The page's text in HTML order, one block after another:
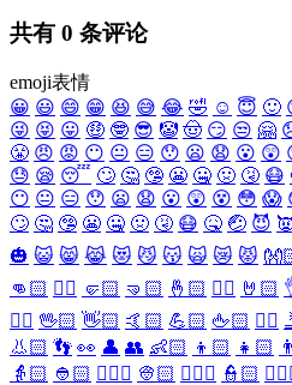
共有 0 条评论
emoji表情
😀 😃 😄 😁 😆 😅 😂 🤣 ☺️ 😇 🙂
😜 😝 😛 🤑 🤓 😎 🤡 🤠 😏 😒 🤗
😤 😠 😡 😶 😐 😑 😯 😦 😧 😮 😲
😓 😪 😴 🙄 🤔 🤥 😬 🤐 🤢 🤧 😷
😶 😐 😑 😯 😦 😧 😮 😲 😵 😳 😱
🙄 🤔 🤥 😬 🤐 🤢 🤧 😷 🤒 🤕 😈
🎃 😺 😸 😹 😻 😼 😽 🙀 😿 😾
👊🏻 ✊🏻 🤛🏻 🤜🏻 🤞🏻 ✌🏻 🤘🏻
🖐🏻 🖖🏻 👋🏻 🤙🏻 💪🏻 🖕🏻 ✍🏻
👃🏻 👣 👀 👤 👥 👶🏻 👦🏻 👧🏻
👵🏻 👲🏻 👳🏻‍♀️ 👳🏻 👮🏻‍♀️ 👮🏻